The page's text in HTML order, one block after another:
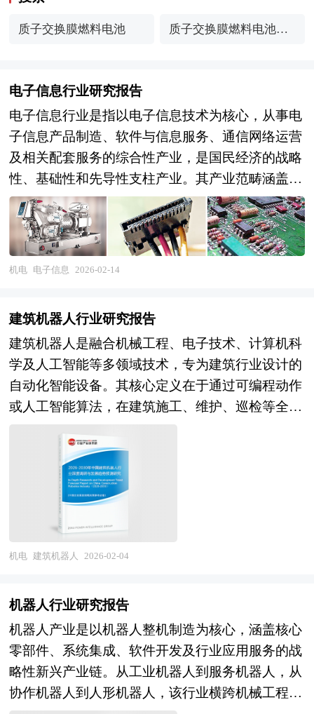
质子交换膜燃料电池 质子交换膜燃料电池市
电子信息行业研究报告
电子信息行业是指以电子信息技术为核心，从事电
子信息产品制造、软件与信息服务、通信网络运营
及相关配套服务的综合性产业，是国民经济的战略
性、基础性和先导性支柱产业。其产业范畴涵盖电
子元器件、集成电路、显示面板、智能终端、计算
机与网络设备、通信设备、汽车电子、工业电子等
硬件制造，以及基础软件、应用软件、云计算、大
数据、人工智能、信息安全等软件信息服务，涉及
条极长、渗透融合极深、国际竞争极充分的显著特
征。作为数字经济发展的物质技术基础与信息化智
能化的核心载体，电子信息行业不仅直接创造经济
价值与就业岗位，更是推动传统产业转型升级、培
育新兴产业、保障国家安全的关键力量，其产业属
性兼具制造业的规模效应与数字经济的创新爆发性
的双重特质，是衡量国家现代化水平与全球竞争力
的核心标志。 当前，中国电子信息行业正处于从
规模扩张向质量跃升、从跟随模仿向自主创新转变
的关键攻坚期。在产业规模层面，国内电子信息制
造业营收与出口长期位居全球首位，形成全球最完
整的产业体系，但在高端芯片、基础软件、高端装
的结构性矛盾突出。在技术创新层面，5G通信、
显示面板、消费电子、光伏组件等领域形成国际竞
争优势，集成电路设计、制造、封装测试能力稳步
提升，但在先进制程、EDA工具、高端光刻机、操
作系统等底层技术差距明显；人工智能、量子信
机电 电子信息 2026-02-14
建筑机器人行业研究报告
建筑机器人是融合机械工程、电子技术、计算机科
学及人工智能等多领域技术，专为建筑行业设计的
自动化智能设备。其核心定义在于通过可编程动作
或人工智能算法，在建筑施工、维护、巡检等全生
危、重复、高精度的工作。这类机器人具备动作结
构模拟生物器官功能的特点，如机械臂模仿人类肢
体运动，传感器系统模拟视觉、触觉等感知能力，
使其能够适应复杂多变的施工环境。 建筑机器人
的通用性体现在其可灵活适配多种任务需求，通过
更换工具头或调整程序参数，即可实现砌筑、焊
性则表现为具备记忆、感知、推理、决策和学习能
实时监测环境变化并调整作业方式，甚至在故障发
生前进行预测性维护。独立性是建筑机器人的另一
重要特征，它们能够在无人干预的情况下持续作
业，减少人为因素对施工进度和质量的影响。 本
机电 建筑机器人 2026-02-04
机器人行业研究报告
机器人产业是以机器人整机制造为核心，涵盖核心
零部件、系统集成、软件开发及行业应用服务的战
略性新兴产业链。从工业机器人到服务机器人，从
协作机器人到人形机器人，该行业横跨机械工程、